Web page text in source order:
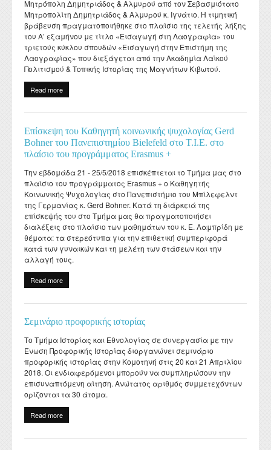
Διάρκεια φοίτησης
Κατατακτήριες εξετάσεις
Τοπική Ιστορία, Πολιτισμός και Προστασία της
Αρχιτεκτονικής Κληρονομιάς: Διεπιστημονικές
Προσεγγίσεις και Ψηφιακές Εφαρμογές
Πολιτισμικές Σπουδές: Νέος Ελληνισμός και Βαλκάνια
Σύμβουλος σπουδών
ΔΟΑΤΑΠ
Laboratory of Modern and Contemporary History
Laboratory of Byzantine and Post-Byzantine Research
Laboratory of Technology, Research, and Applications in
Education
Healthcare
Student Counselling and Accessibility Service
Σύλλογος αποφοίτων
Departmental activities
Regulations for Undergraduate Dissertations
Regulations for Doctoral Studies
Regulations for Postdoctoral Research
Library Regulations
Contact
Μητρόπολη Δημητριάδος & Αλμυρού από τον Σεβασμιότατο
Μητροπολίτη Δημητριάδος & Αλμυρού κ. Ιγνάτιο. Η τιμητική
βράβευση πραγματοποιήθηκε στο πλαίσιο της τελετής λήξης
του Α’ εξαμήνου με τίτλο «Εισαγωγή στη Λαογραφία» του
τριετούς κύκλου σπουδών «Εισαγωγή στην Επιστήμη της
Λαογραφίας» που διεξάγεται από την Ακαδημία Λαϊκού
Πολιτισμού & Τοπικής Ιστορίας της Μαγνήτων Κιβωτού.
Read more
Μητρόπολη Δημητριάδος και Αλμυρού
Επίσκεψη του Καθηγητή κοινωνικής ψυχολογίας Gerd
Bohner του Πανεπιστημίου Bielefeld στο Τ.Ι.Ε. στο
πλαίσιο του προγράμματος Erasmus +
Την εβδομάδα 21 - 25/5/2018 επισκέπτεται το Τμήμα μας στο
πλαίσιο του προγράμματος Erasmus + ο Καθηγητής
Κοινωνικής Ψυχολογίας στο Πανεπιστήμιο του Μπίλεφελντ
της Γερμανίας κ. Gerd Bohner. Κατά τη διάρκειά της
επίσκεψής του στο Τμήμα μας θα πραγματοποιήσει
διαλέξεις στο πλαίσιο των μαθημάτων του κ. Ε. Λαμπρίδη με
θέματα: τα στερεότυπα για την επιθετική συμπεριφορά
κατά των γυναικών και τη μελέτη των στάσεων και την
αλλαγή τους.
Read more
προγράμματος Erasmus +
Σεμινάριο προφορικής ιστορίας
Το Τμήμα Ιστορίας και Εθνολογίας σε συνεργασία με την
Ένωση Προφορικής Ιστορίας διοργανώνει σεμινάριο
προφορικής ιστορίας στην Κομοτηνή στις 20 και 21 Απριλίου
2018. Οι ενδιαφερόμενοι μπορούν να συμπληρώσουν την
επισυναπτόμενη αίτηση. Ανώτατος αριθμός συμμετεχόντων
ορίζονται τα 30 άτομα.
Read more